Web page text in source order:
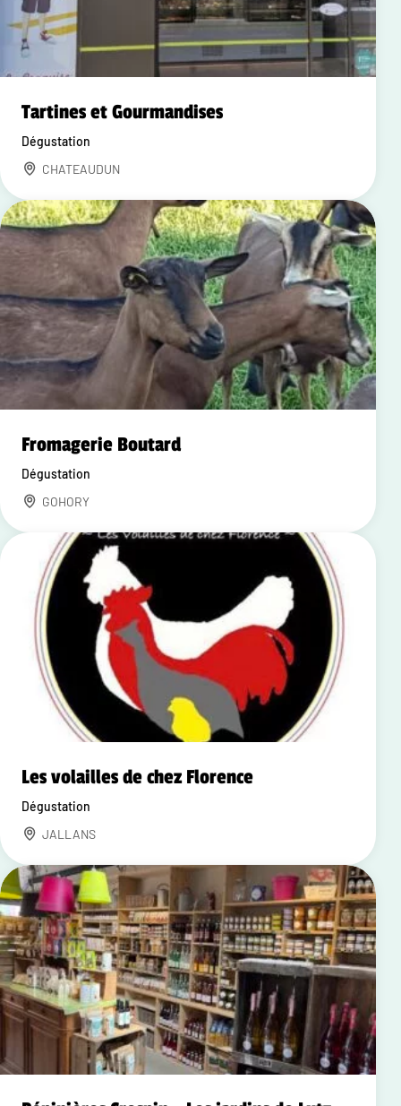
Tartines et Gourmandises
Dégustation
CHATEAUDUN
Fromagerie Boutard
Dégustation
GOHORY
Les volailles de chez Florence
Dégustation
JALLANS